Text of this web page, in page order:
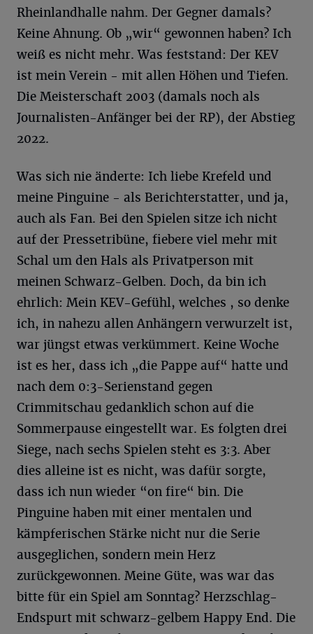
Rheinlandhalle nahm. Der Gegner damals?
Keine Ahnung. Ob „wir“ gewonnen haben? Ich
weiß es nicht mehr. Was feststand: Der KEV
ist mein Verein - mit allen Höhen und Tiefen.
Die Meisterschaft 2003 (damals noch als
Journalisten-Anfänger bei der RP), der Abstieg
2022.
Was sich nie änderte: Ich liebe Krefeld und
meine Pinguine - als Berichterstatter, und ja,
auch als Fan. Bei den Spielen sitze ich nicht
auf der Pressetribüne, fiebere viel mehr mit
Schal um den Hals als Privatperson mit
meinen Schwarz-Gelben. Doch, da bin ich
ehrlich: Mein KEV-Gefühl, welches , so denke
ich, in nahezu allen Anhängern verwurzelt ist,
war jüngst etwas verkümmert. Keine Woche
ist es her, dass ich „die Pappe auf“ hatte und
nach dem 0:3-Serienstand gegen
Crimmitschau gedanklich schon auf die
Sommerpause eingestellt war. Es folgten drei
Siege, nach sechs Spielen steht es 3:3. Aber
dies alleine ist es nicht, was dafür sorgte,
dass ich nun wieder “on fire“ bin. Die
Pinguine haben mit einer mentalen und
kämpferischen Stärke nicht nur die Serie
ausgeglichen, sondern mein Herz
zurückgewonnen. Meine Güte, was war das
bitte für ein Spiel am Sonntag? Herzschlag-
Endspurt mit schwarz-gelbem Happy End. Die